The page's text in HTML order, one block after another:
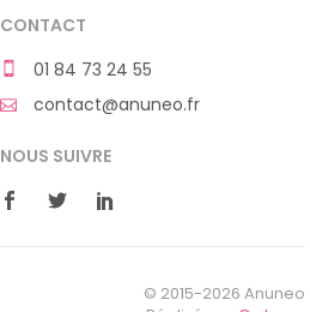
CONTACT
01 84 73 24 55
contact@anuneo.fr
NOUS SUIVRE
© 2015-2026 Anuneo